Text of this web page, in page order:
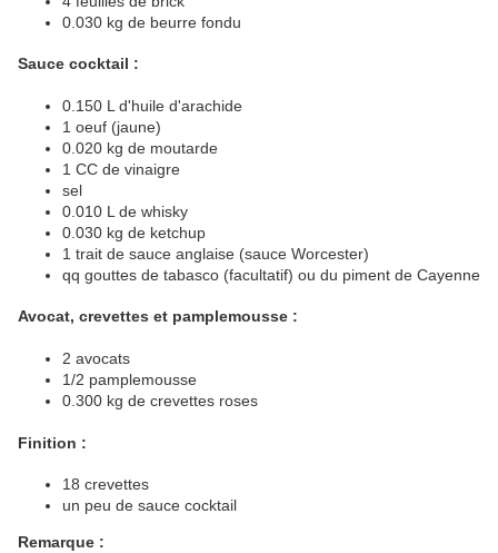
0.030 kg de beurre fondu
Sauce cocktail :
0.150 L d'huile d'arachide
1 oeuf (jaune)
0.020 kg de moutarde
1 CC de vinaigre
sel
0.010 L de whisky
0.030 kg de ketchup
1 trait de sauce anglaise (sauce Worcester)
qq gouttes de tabasco (facultatif) ou du piment de Cayenne
Avocat, crevettes et pamplemousse :
2 avocats
1/2 pamplemousse
0.300 kg de crevettes roses
Finition :
18 crevettes
un peu de sauce cocktail
Remarque :